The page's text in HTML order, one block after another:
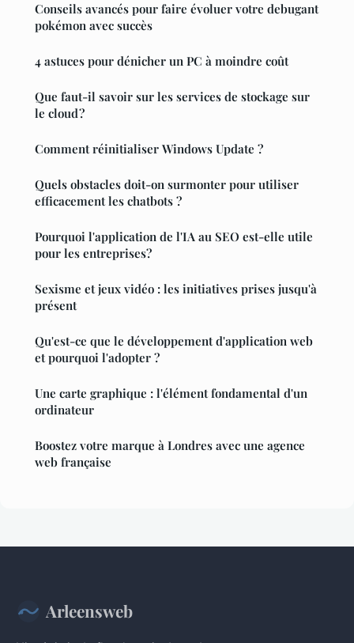
Conseils avancés pour faire évoluer votre debugant
pokémon avec succès
4 astuces pour dénicher un PC à moindre coût
Que faut-il savoir sur les services de stockage sur
le cloud ?
Comment réinitialiser Windows Update ?
Quels obstacles doit-on surmonter pour utiliser
efficacement les chatbots ?
Pourquoi l'application de l'IA au SEO est-elle utile
pour les entreprises?
Sexisme et jeux vidéo : les initiatives prises jusqu'à
présent
Qu'est-ce que le développement d'application web
et pourquoi l'adopter ?
Une carte graphique : l'élément fondamental d'un
ordinateur
Boostez votre marque à Londres avec une agence
web française
Arleensweb